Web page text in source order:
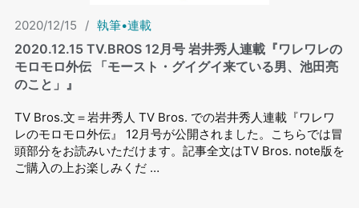
2020/12/15 / 執筆•連載
2020.12.15 TV.BROS 12⽉号 岩井秀⼈連載『ワレワレの
モロモロ外伝 「モースト・グイグイ来ている男、池田亮
のこと」』
TV Bros.文＝岩井秀人 TV Bros. での岩井秀⼈連載『ワレワ
レのモロモロ外伝』 12⽉号が公開されました。こちらでは冒
頭部分をお読みいただけます。記事全文はTV Bros. note版を
ご購入の上お楽しみくだ …